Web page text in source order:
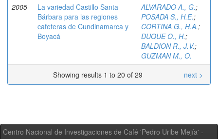
2005
La variedad Castillo Santa
Bárbara para las regiones
cafeteras de Cundinamarca y
Boyacá
ALVARADO A., G.;
POSADA S., H.E.;
CORTINA G., H.A.;
DUQUE O., H.;
BALDION R., J.V.;
GUZMAN M., O.
Showing results 1 to 20 of 29
next >
Centro Nacional de Investigaciones de Café 'Pedro Uribe Mejía' -